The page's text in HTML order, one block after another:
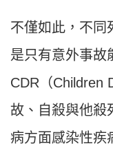
不僅如此，不同
是只有意外事故
CDR（Children
故、自殺與他殺
病方面感染性疾